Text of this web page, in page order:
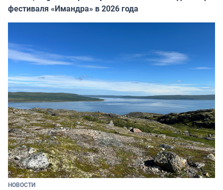
фестиваля «Имандра» в 2026 года
НОВОСТИ